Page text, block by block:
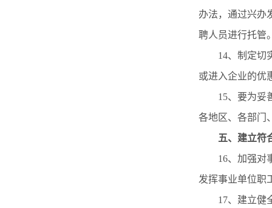
办法，通过兴办
聘人员进行托管
14、制定切
或进入企业的优
15、要为妥
各地区、各部门
五、 建立符
16、加强对
发挥事业单位职
17、建立健